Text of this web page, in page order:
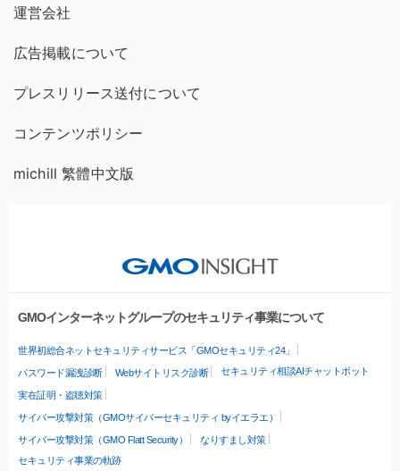
運営会社
広告掲載について
プレスリリース送付について
コンテンツポリシー
michill 繁體中文版
GMOインターネットグループのセキュリティ事業について
世界初総合ネットセキュリティサービス「GMOセキュリティ24」
パスワード漏洩診断 Webサイトリスク診断 セキュリティ相談AIチャットボット
実在証明・盗聴対策
サイバー攻撃対策（GMOサイバーセキュリティ byイエラエ）
サイバー攻撃対策（GMO Flatt Security）
なりすまし対策
セキュリティ事業の軌跡